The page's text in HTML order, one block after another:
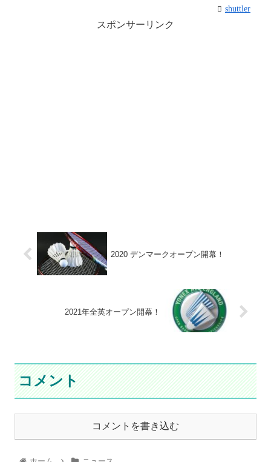
shuttler
スポンサーリンク
2020 デンマークオープン開幕！
2021年全英オープン開幕！
コメント
コメントを書き込む